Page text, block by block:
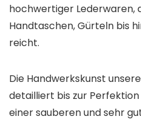
hochwertiger Lederwaren,
Handtaschen, Gürteln bis
reicht.
Die Handwerkskunst
detailliert bis zur
einer sauberen und sehr